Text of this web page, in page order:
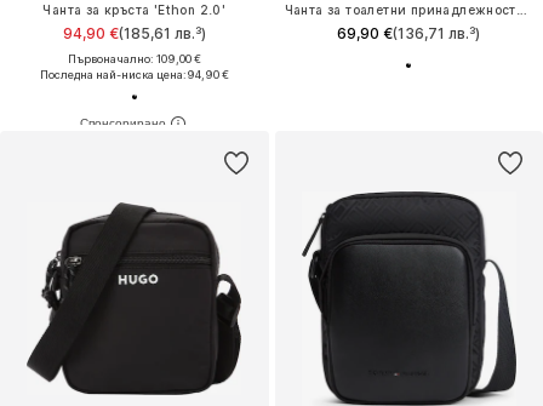
Чанта за кръста 'Ethon 2.0'
94,90 €(185,61 лв.³)
Първоначално: 109,00 €
Последна най-ниска цена:94,90 €
69,90 €(136,71 лв.³)